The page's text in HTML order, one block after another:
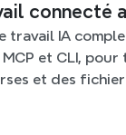
connecté
travail IA
et CLI,
et des